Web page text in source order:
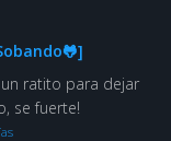
ratito para dejar
se fuerte!